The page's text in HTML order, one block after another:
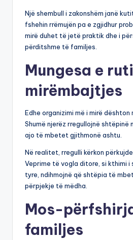
Një shembull i zakonshëm janë
fshehin rrëmujën pa e zgjidhur
mirë duhet të jetë praktik dhe i
përditshme të familjes.
Mungesa e
mirëmbajtjes
Edhe organizimi më i mirë dështon
Shumë njerëz rregullojnë shtëpinë
ajo të mbetet gjithmonë ashtu.
Në realitet, rregulli kërkon
Veprime të vogla ditore, si kthimi i
tyre, ndihmojnë që shtëpia të
përpjekje të mëdha.
Mos-
familjes